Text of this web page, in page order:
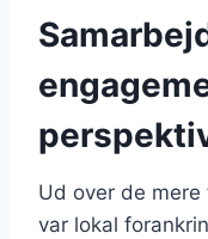
Ud over de
var lokal